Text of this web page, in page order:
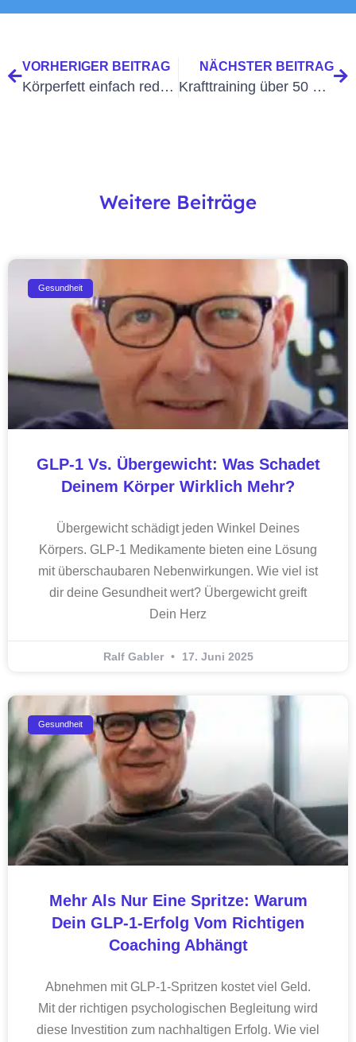
VORHERIGER BEITRAG
Körperfett einfach reduzieren im Alter 50plus (Teil 1)
NÄCHSTER BEITRAG
Krafttraining über 50 – 5 Gründe warum Du jetzt an Dich denken solltest
Weitere Beiträge
Gesundheit
GLP-1 Vs. Übergewicht: Was Schadet
Deinem Körper Wirklich Mehr?
Übergewicht schädigt jeden Winkel Deines
Körpers. GLP-1 Medikamente bieten eine Lösung
mit überschaubaren Nebenwirkungen. Wie viel ist
dir deine Gesundheit wert? Übergewicht greift
Dein Herz
Ralf Gabler 17. Juni 2025
Gesundheit
Mehr Als Nur Eine Spritze: Warum
Dein GLP-1-Erfolg Vom Richtigen
Coaching Abhängt
Abnehmen mit GLP-1-Spritzen kostet viel Geld.
Mit der richtigen psychologischen Begleitung wird
diese Investition zum nachhaltigen Erfolg. Wie viel